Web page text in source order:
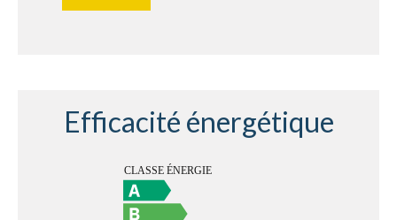
Efficacité énergétique